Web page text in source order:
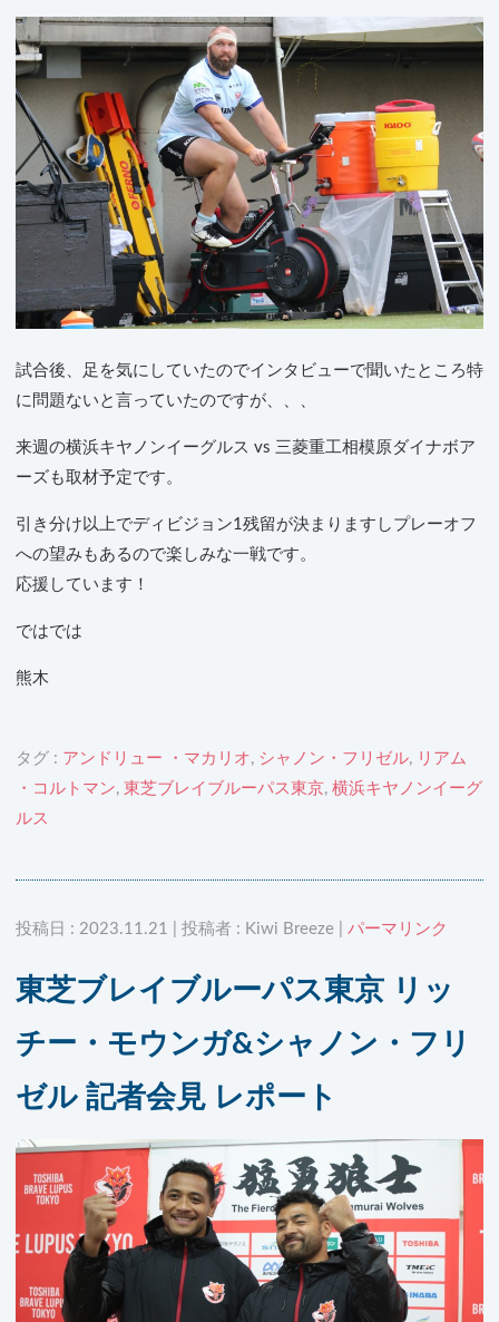
試合後、足を気にしていたのでインタビューで聞いたところ特
に問題ないと言っていたのですが、、、
来週の横浜キヤノンイーグルス vs 三菱重工相模原ダイナボア
ーズも取材予定です。
引き分け以上でディビジョン1残留が決まりますしプレーオフ
への望みもあるので楽しみな一戦です。
応援しています！
ではでは
熊木
タグ : アンドリュー ・マカリオ, シャノン・フリゼル, リアム
・コルトマン, 東芝ブレイブルーパス東京, 横浜キヤノンイーグ
ルス
投稿日 : 2023.11.21 | 投稿者 : Kiwi Breeze | パーマリンク
東芝ブレイブルーパス東京 リッ
チー・モウンガ&シャノン・フリ
ゼル 記者会見 レポート